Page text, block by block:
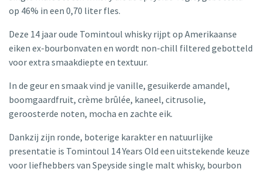
op 46% in een 0,70 liter fles.
Deze 14 jaar oude Tomintoul whisky rijpt op Amerikaanse
eiken ex-bourbonvaten en wordt non-chill filtered gebotteld
voor extra smaakdiepte en textuur.
In de geur en smaak vind je vanille, gesuikerde amandel,
boomgaardfruit, crème brûlée, kaneel, citrusolie,
geroosterde noten, mocha en zachte eik.
Dankzij zijn ronde, boterige karakter en natuurlijke
presentatie is Tomintoul 14 Years Old een uitstekende keuze
voor liefhebbers van Speyside single malt whisky, bourbon